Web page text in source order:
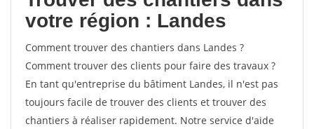
votre région : Landes
Comment trouver des chantiers dans Landes ?
Comment trouver des clients pour faire des travaux ?
En tant qu'entreprise du bâtiment Landes, il n'est pas
toujours facile de trouver des clients et trouver des
chantiers à réaliser rapidement. Notre service d'aide